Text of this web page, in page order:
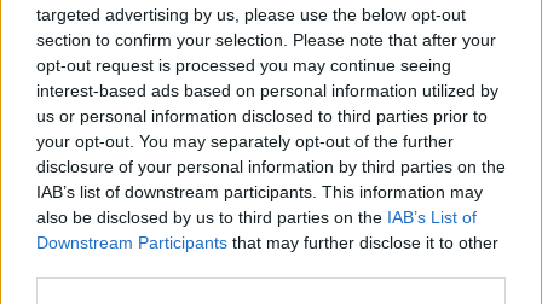
targeted advertising by us, please use the below opt-out
section to confirm your selection. Please note that after your
opt-out request is processed you may continue seeing
interest-based ads based on personal information utilized by
us or personal information disclosed to third parties prior to
your opt-out. You may separately opt-out of the further
disclosure of your personal information by third parties on the
IAB’s list of downstream participants. This information may
also be disclosed by us to third parties on the IAB’s List of
Downstream Participants that may further disclose it to other
Polizia Locale
Pubblica illuminazione
Ecocentro e rifiuti